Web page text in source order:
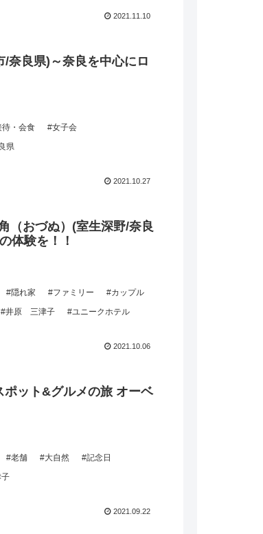
2021.11.10
奈良県)～奈良を中心にロ
2021.10.27
待・会食
#女子会
県
おづぬ）(室生深野/奈良
体験を！！
2021.10.06
#隠れ家 #ファミリー
#カップル
#井原 三津子 #ユニークホテル
ット&グルメの旅 オーベ
2021.09.22
#老舗 #大自然
#記念日